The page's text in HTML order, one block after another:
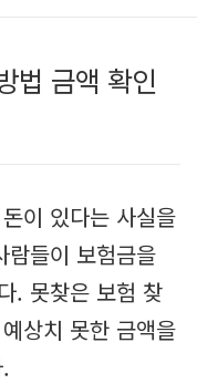
법 금액 확인
이 있다는 사실을
람들이 보험금을
. 못찾은 보험 찾
상치 못한 금액을